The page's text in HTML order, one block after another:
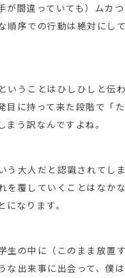
が間違っていても）ムカ
順序での行動は絶対にし
いうことはひしひしと伝
目に持って来た段階で「
まう訳なんですよね。
う大人だと認識されてし
を覆していくことはなか
になります。
生の中に（このまま放置
な出来事に出会って、僕